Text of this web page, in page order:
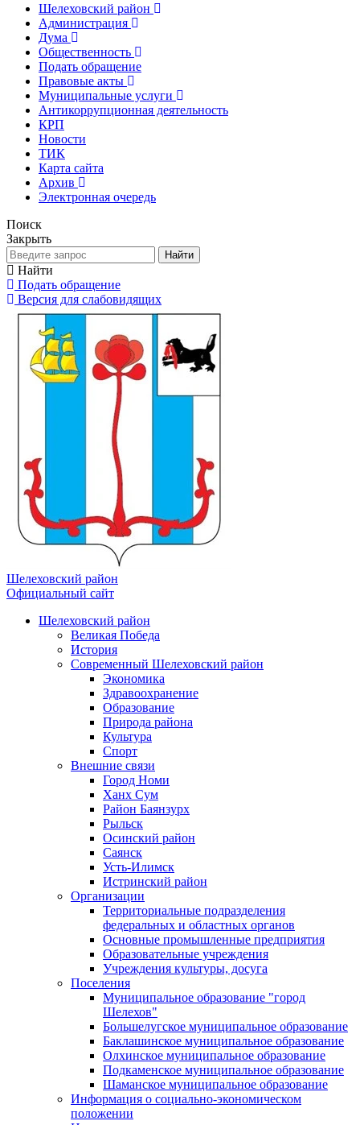
Шелеховский район
Администрация
Дума
Общественность
Подать обращение
Правовые акты
Муниципальные услуги
Антикоррупционная деятельность
КРП
Новости
ТИК
Карта сайта
Архив
Электронная очередь
Поиск
Закрыть
Найти
Найти
Подать обращение
Версия для слабовидящих
Шелеховский район
Официальный сайт
Шелеховский район
Великая Победа
История
Современный Шелеховский район
Экономика
Здравоохранение
Образование
Природа района
Культура
Спорт
Внешние связи
Город Номи
Ханх Сум
Район Баянзурх
Рыльск
Осинский район
Саянск
Усть-Илимск
Истринский район
Организации
Территориальные подразделения
федеральных и областных органов
Основные промышленные предприятия
Образовательные учреждения
Учреждения культуры, досуга
Поселения
Муниципальное образование "город
Шелехов"
Большелугское муниципальное образование
Баклашинское муниципальное образование
Олхинское муниципальное образование
Подкаменское муниципальное образование
Шаманское муниципальное образование
Информация о социально-экономическом
положении